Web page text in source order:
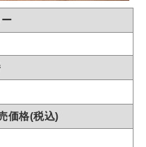
価格(税込)